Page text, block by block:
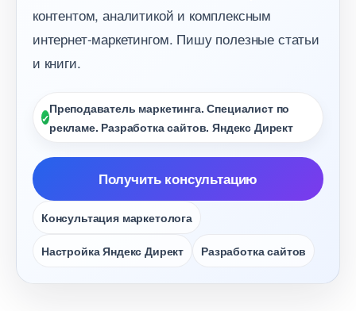
контентом, аналитикой и комплексным
интернет-маркетингом. Пишу полезные статьи
и книги.
Преподаватель маркетинга. Специалист по
рекламе. Разработка сайтов. Яндекс Директ
Получить консультацию
Консультация маркетолога
Настройка Яндекс Директ Разработка сайто